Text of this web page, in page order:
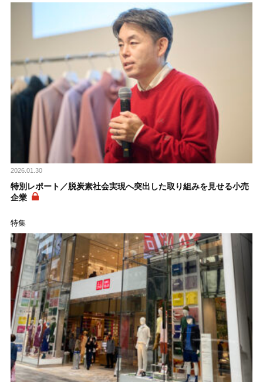
2026.01.30
特別レポート／脱炭素社会実現へ突出した取り組みを見せる小売
企業
特集